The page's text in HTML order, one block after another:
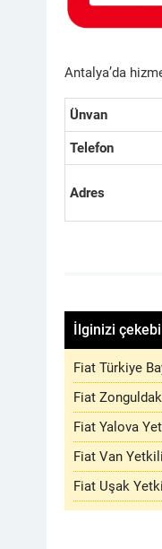
Antalya’da
Ünvan
Telefon
Adres
İlginizi
Fiat Türkiye
Fiat
Fiat Yalova
Fiat Van
Fiat Uşak